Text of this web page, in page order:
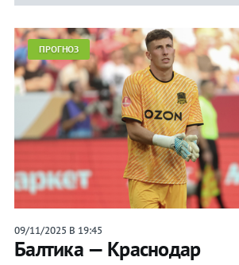
ПРОГНОЗ
09/11/2025 В 19:45
Балтика — Краснодар
ФНЛ
Суперкубок России
Кубок Матч Премьер
Сборная России
Арсенал Тула
Ахмат
Динамо